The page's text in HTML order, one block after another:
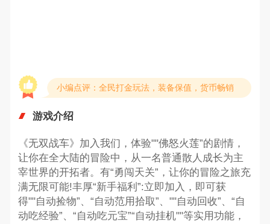
小编点评：全民打金玩法，装备保值，货币畅销
游戏介绍
《无双战车》加入我们，体验""佛怒火莲”的剧情，
让你在全大陆的冒险中，从一名普通散人成长为主
宰世界的开拓者。有“勇闯天关”，让你的冒险之旅充
满无限可能!丰厚“新手福利”:立即加入，即可获
得""自动捡物”、“自动范用拾取”、""自动回收”、“自
动吃经验”、“自动吃元宝”“自动挂机""等实用功能，